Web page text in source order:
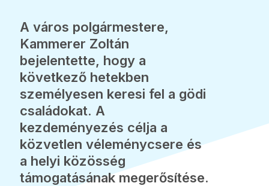
A város polgármestere,
Kammerer Zoltán
bejelentette, hogy a
következő hetekben
személyesen keresi fel a gödi
családokat. A
kezdeményezés célja a
közvetlen véleménycsere és
a helyi közösség
támogatásának megerősítése.